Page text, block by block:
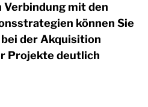
mit den
können Sie
der Akquisition
Projekte deutlich